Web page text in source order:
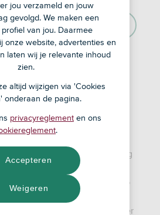
ASN Beleggers
financieel
definities over wat financieel
is. Volgens de FIRE-beweging
voor de rest van je
hebt opgebouwd dat 25
Maar volgens
het CBS
als je inkomen hoger
jou verzameld en jouw
gevolgd. We maken een
van jou. Daarmee
onze website, advertenties en
laten wij je relevante inhoud
zien.
altijd wijzigen via 'Cookies
onderaan de pagina.
privacyreglement en ons
.
Weigeren
Accepteren